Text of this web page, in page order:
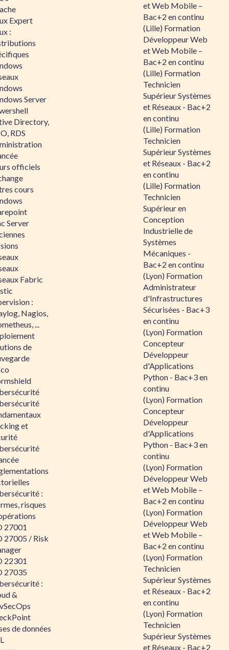
Expert
:
Server
Directory,
RDS
officiels
cours
Server
Fabric
:
Nagios,
...
de
et
:
risques
27001
27005 / Risk
22301
27035
:
&
de données
et Web Mobile –
Bac+2 en continu
(Lille) Formation
Développeur Web
et Web Mobile –
Bac+2 en continu
(Lille) Formation
Technicien
Supérieur Systèmes
et Réseaux - Bac+2
en continu
(Lille) Formation
Technicien
Supérieur Systèmes
et Réseaux - Bac+2
en continu
(Lille) Formation
Technicien
Supérieur en
Conception
Industrielle de
Systèmes
Mécaniques -
Bac+2 en continu
(Lyon) Formation
Administrateur
d'Infrastructures
Sécurisées - Bac+3
en continu
(Lyon) Formation
Concepteur
Développeur
d'Applications
Python - Bac+3 en
continu
(Lyon) Formation
Concepteur
Développeur
d'Applications
Python - Bac+3 en
continu
(Lyon) Formation
Développeur Web
et Web Mobile –
Bac+2 en continu
(Lyon) Formation
Développeur Web
et Web Mobile –
Bac+2 en continu
(Lyon) Formation
Technicien
Supérieur Systèmes
et Réseaux - Bac+2
en continu
(Lyon) Formation
Technicien
Supérieur Systèmes
et Réseaux - Bac+2